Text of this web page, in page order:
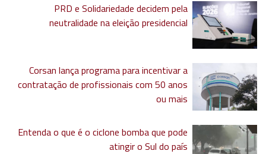
PRD e Solidariedade decidem pela
neutralidade na eleição presidencial
Corsan lança programa para incentivar a
contratação de profissionais com 50 anos
ou mais
Entenda o que é o ciclone bomba que pode
atingir o Sul do país